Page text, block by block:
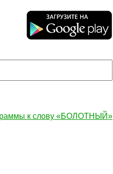
к слову «БОЛОТНЫЙ»